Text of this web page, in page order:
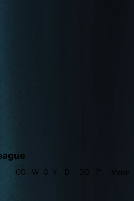
GS W G V D DS P Vorm